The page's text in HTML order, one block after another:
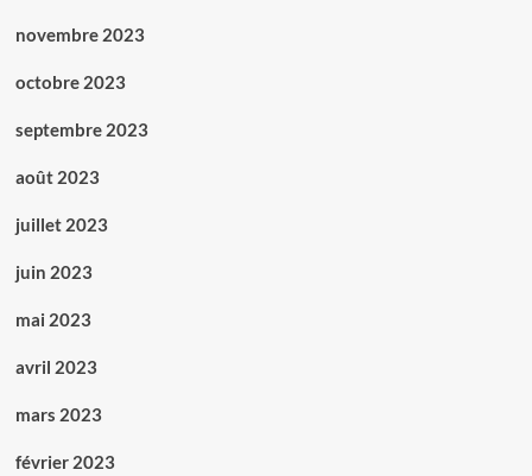
novembre 2023
octobre 2023
septembre 2023
août 2023
juillet 2023
juin 2023
mai 2023
avril 2023
mars 2023
février 2023